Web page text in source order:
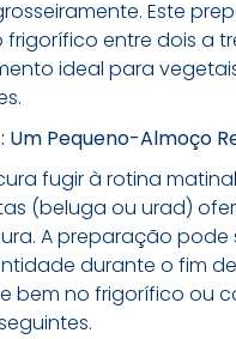
Este
entre dois a
ideal para
Um Pequeno-Almoço
fugir à rotina
(beluga ou urad)
A preparação pode
durante o fim
bem no frigorífico ou